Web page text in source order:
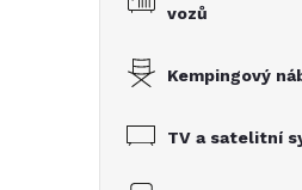
vozů
Kempingový
TV a satelitní